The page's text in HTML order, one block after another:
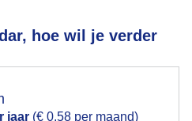
hoe wil je verder
jaar (€ 0,58 per maand)
gebruiken voor het